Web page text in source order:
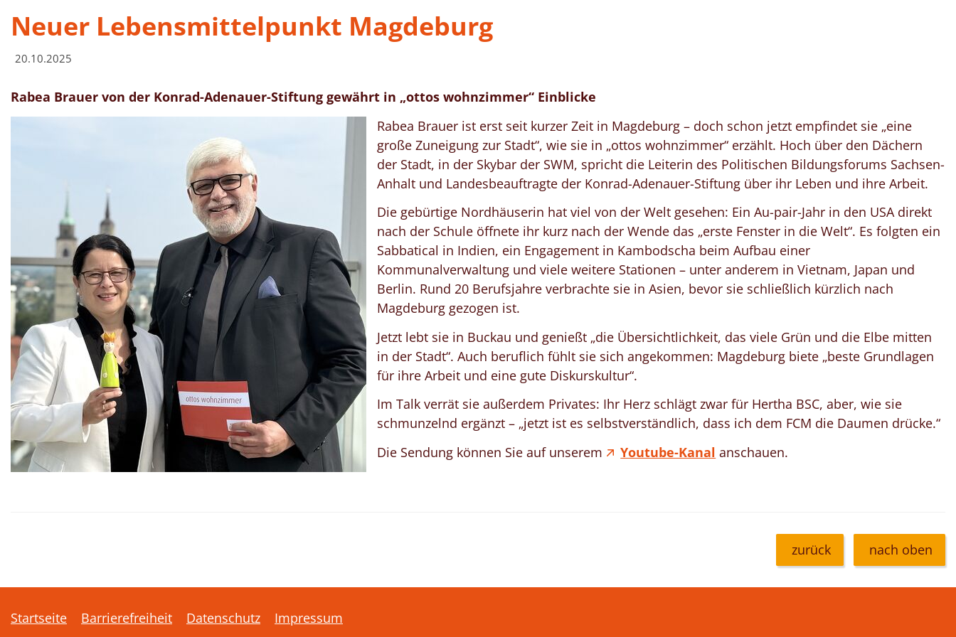
Neuer Lebensmittelpunkt Magdeburg
20.10.2025
Rabea Brauer von der Konrad-Adenauer-Stiftung gewährt in „ottos wohnzimmer“ Einblicke
Rabea Brauer ist erst seit kurzer Zeit in Magdeburg – doch schon jetzt empfindet sie „eine
große Zuneigung zur Stadt“, wie sie in „ottos wohnzimmer“ erzählt. Hoch über den Dächern
der Stadt, in der Skybar der SWM, spricht die Leiterin des Politischen Bildungsforums Sachsen-
Anhalt und Landesbeauftragte der Konrad-Adenauer-Stiftung über ihr Leben und ihre Arbeit.
Die gebürtige Nordhäuserin hat viel von der Welt gesehen: Ein Au-pair-Jahr in den USA direkt
nach der Schule öffnete ihr kurz nach der Wende das „erste Fenster in die Welt“. Es folgten ein
Sabbatical in Indien, ein Engagement in Kambodscha beim Aufbau einer
Kommunalverwaltung und viele weitere Stationen – unter anderem in Vietnam, Japan und
Berlin. Rund 20 Berufsjahre verbrachte sie in Asien, bevor sie schließlich kürzlich nach
Magdeburg gezogen ist.
Jetzt lebt sie in Buckau und genießt „die Übersichtlichkeit, das viele Grün und die Elbe mitten
in der Stadt“. Auch beruflich fühlt sie sich angekommen: Magdeburg biete „beste Grundlagen
für ihre Arbeit und eine gute Diskurskultur“.
Im Talk verrät sie außerdem Privates: Ihr Herz schlägt zwar für Hertha BSC, aber, wie sie
schmunzelnd ergänzt – „jetzt ist es selbstverständlich, dass ich dem FCM die Daumen drücke.“
Die Sendung können Sie auf unserem
Youtube-Kanal anschauen.
zurück nach oben
Startseite Barrierefreiheit Datenschutz Impressum